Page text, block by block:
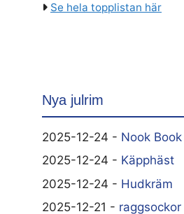
Se hela topplistan här
Nya julrim
2025-12-24 - Nook Book
2025-12-24 - Käpphäst
2025-12-24 - Hudkräm
2025-12-21 - raggsockor